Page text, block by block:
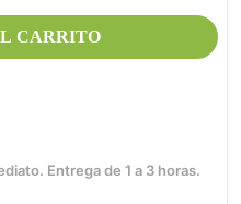
CARRITO
Entrega de 1 a 3 horas.